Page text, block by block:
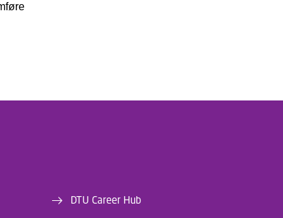
DTU Career Hub